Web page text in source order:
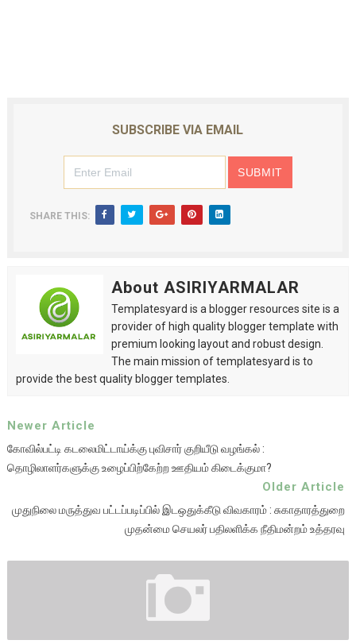
SUBSCRIBE VIA EMAIL
SHARE THIS:
About ASIRIYARMALAR
Templatesyard is a blogger resources site is a
provider of high quality blogger template with
premium looking layout and robust design.
The main mission of templatesyard is to
provide the best quality blogger templates.
Newer Article
கோவில்பட்டி கடலைமிட்டாய்க்கு புவிசார் குறியீடு வழங்கல் :
தொழிலாளர்களுக்கு உழைப்பிற்கேற்ற ஊதியம் கிடைக்குமா?
Older Article
முதுநிலை மருத்துவ பட்டப்படிப்பில் இடஒதுக்கீடு விவகாரம் : சுகாதாரத்துறை
முதன்மை செயலர் பதிலளிக்க நீதிமன்றம் உத்தரவு